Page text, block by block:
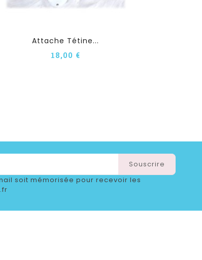
Attache Tétine...
18,00 €
soit mémorisée pour recevoir les